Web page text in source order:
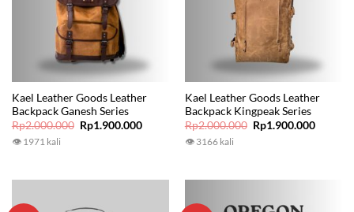
Kael Leather Goods Leather
Backpack Ganesh Series
Rp2.000.000 Original
price
Rp1.900.000Current
👁 1971 kali
Kael Leather Goods Leather
Backpack Kingpeak Series
Rp2.000.000 Original
price
Rp1.900.000Current
👁 3166 kali